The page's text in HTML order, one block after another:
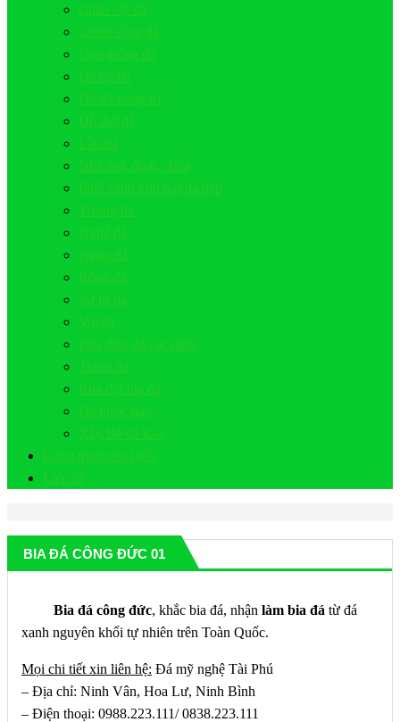
Chân cột đá
Chiếu rồng đá
Con giống đá
Đá ốp lát
Đồ đá trang trí
Đồ thờ đá
Lầu đá
Nhà thờ, đình, chùa
Phối cảnh khu mộ đá đẹp
Tượng đá
Nghê đá
Ngựa đá
Rồng đá
Sư tử đá
Voi đá
Phù điêu đá các mầu
Tranh đá
Rùa đội bia đá
Đá bước dạo
Xây Bể cá Koi
Công trình tiêu biểu
Liên hệ
BIA ĐÁ CÔNG ĐỨC 01
Bia đá công đức, khắc bia đá, nhận làm bia đá từ đá
xanh nguyên khối tự nhiên trên Toàn Quốc.
Mọi chi tiết xin liên hệ: Đá mỹ nghệ Tài Phú
– Địa chỉ: Ninh Vân, Hoa Lư, Ninh Bình
– Điện thoại: 0988.223.111/ 0838.223.111